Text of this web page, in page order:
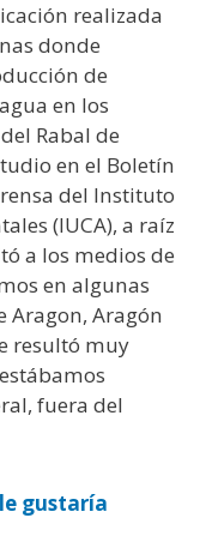
realizada
donde
de
en los
Rabal de
en el Boletín
del Instituto
(IUCA), a raíz
a los medios de
en algunas
Aragon, Aragón
resultó muy
fuera del
gustaría